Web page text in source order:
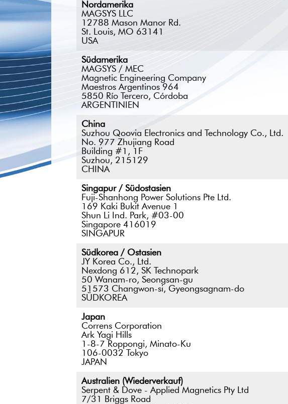
Nordamerika
MAGSYS LLC
12788 Mason Manor Rd.
St. Louis, MO 63141
USA
Südamerika
MAGSYS / MEC
Magnetic Engineering Company
Maestros Argentinos 964
5850 Río Tercero, Córdoba
ARGENTINIEN
China
Suzhou Qoovia Electronics and Technology Co., Ltd.
No. 977 Zhujiang Road
Building #1, 1F
Suzhou, 215129
CHINA
Singapur / Südostasien
Fuji-Shanhong Power Solutions Pte Ltd.
169 Kaki Bukit Avenue 1
Shun Li Ind. Park, #03-00
Singapore 416019
SINGAPUR
Südkorea / Ostasien
JY Korea Co., Ltd.
Nexdong 612, SK Technopark
50 Wanam-ro, Seongsan-gu
51573 Changwon-si, Gyeongsagnam-do
SÜDKOREA
Japan
Correns Corporation
Ark Yagi Hills
1-8-7 Roppongi, Minato-Ku
106-0032 Tokyo
JAPAN
Australien (Wiederverkauf)
Serpent & Dove - Applied Magnetics Pty Ltd
7/31 Briggs Road